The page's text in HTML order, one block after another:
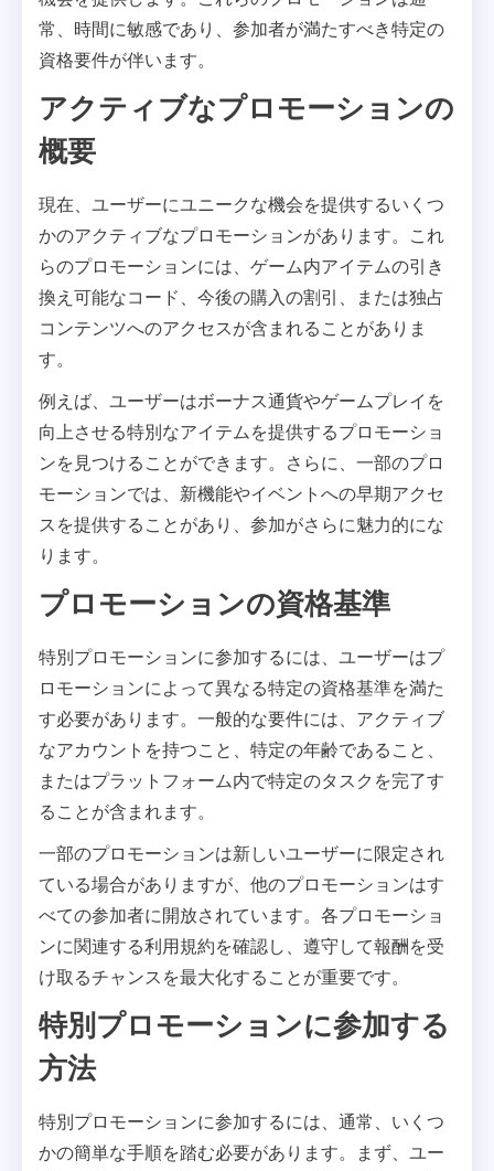
常、時間に敏感であり、参加者が満たすべき特定の
資格要件が伴います。
アクティブなプロモーションの
概要
現在、ユーザーにユニークな機会を提供するいくつ
かのアクティブなプロモーションがあります。これ
らのプロモーションには、ゲーム内アイテムの引き
換え可能なコード、今後の購入の割引、または独占
コンテンツへのアクセスが含まれることがありま
す。
例えば、ユーザーはボーナス通貨やゲームプレイを
向上させる特別なアイテムを提供するプロモーショ
ンを見つけることができます。さらに、一部のプロ
モーションでは、新機能やイベントへの早期アクセ
スを提供することがあり、参加がさらに魅力的にな
ります。
プロモーションの資格基準
特別プロモーションに参加するには、ユーザーはプ
ロモーションによって異なる特定の資格基準を満た
す必要があります。一般的な要件には、アクティブ
なアカウントを持つこと、特定の年齢であること、
またはプラットフォーム内で特定のタスクを完了す
ることが含まれます。
一部のプロモーションは新しいユーザーに限定され
ている場合がありますが、他のプロモーションはす
べての参加者に開放されています。各プロモーショ
ンに関連する利用規約を確認し、遵守して報酬を受
け取るチャンスを最大化することが重要です。
特別プロモーションに参加する
方法
特別プロモーションに参加するには、通常、いくつ
かの簡単な手順を踏む必要があります。まず、ユー